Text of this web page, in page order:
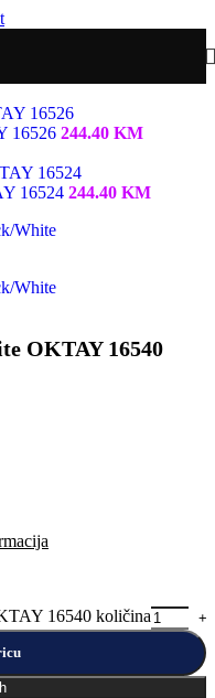
16526 244.40 KM
16524 244.40 KM
OKTAY 16540
16540 količina